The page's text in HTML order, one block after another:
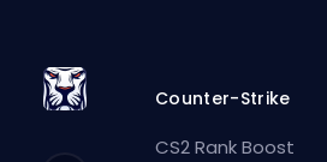
Counter-Strike
CS2 Rank Boost